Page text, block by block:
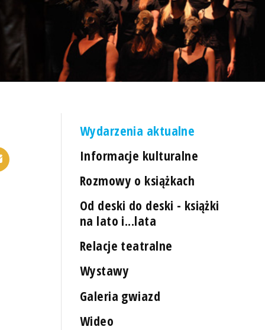
Wydarzenia aktualne
Informacje kulturalne
Rozmowy o książkach
Od deski do deski - książki
na lato i...lata
Relacje teatralne
Wystawy
Galeria gwiazd
Wideo